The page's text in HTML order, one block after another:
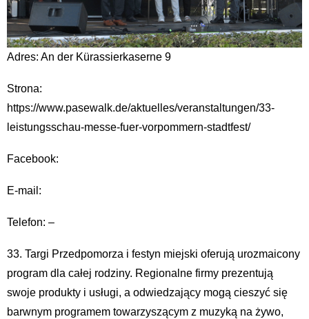
Adres: An der Kürassierkaserne 9
Strona:
https://www.pasewalk.de/aktuelles/veranstaltungen/33-
leistungsschau-messe-fuer-vorpommern-stadtfest/
Facebook:
E-mail:
Telefon: –
33. Targi Przedpomorza i festyn miejski oferują urozmaicony
program dla całej rodziny. Regionalne firmy prezentują
swoje produkty i usługi, a odwiedzający mogą cieszyć się
barwnym programem towarzyszącym z muzyką na żywo,